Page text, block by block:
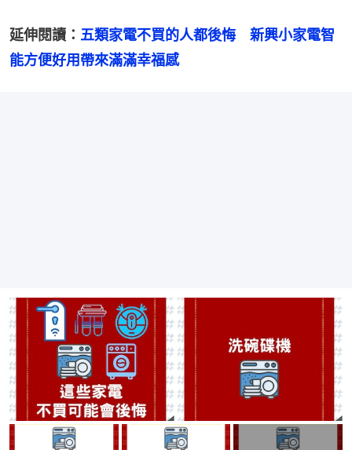
延伸閱讀： 五類家電不買的人都後悔　新興小家電智
能方便好用帶來滿滿幸福感